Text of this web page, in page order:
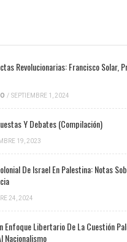
Revolucionarias: Francisco Solar,
/ SEPTIEMBRE 1, 2024
Y Debates (compilación)
19, 2023
De Israel En Palestina: Notas
24, 2024
Enfoque Libertario De La Cuestión
Nacionalismo